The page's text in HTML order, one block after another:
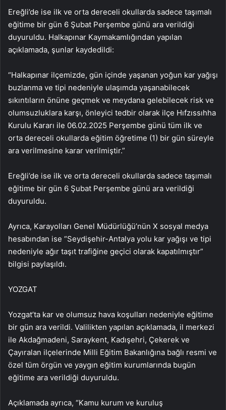
Ereğli’de ise ilk ve orta dereceli okullarda sadece taşımalı
eğitime bir gün 6 Şubat Perşembe günü ara verildiği
duyuruldu. Halkapınar Kaymakamlığından yapılan
açıklamada, şunlar kaydedildi:
“Halkapınar ilçemizde, gün içinde yaşanan yoğun kar yağışı
buzlanma ve tipi nedeniyle ulaşımda yaşanabilecek
sıkıntıların önüne geçmek ve meydana gelebilecek risk ve
olumsuzluklara karşı, önleyici tedbir olarak ilçe Hıfzıssıhha
Kurulu Kararı ile 06.02.2025 Perşembe günü tüm ilk ve
orta dereceli okullarda eğitim öğretime (1) bir gün süreyle
ara verilmesine karar verilmiştir.”
Ereğli’de ise ilk ve orta dereceli okullarda sadece taşımalı
eğitime bir gün 6 Şubat Perşembe günü ara verildiği
duyuruldu.
Ayrıca, Karayolları Genel Müdürlüğü’nün X sosyal medya
hesabından ise “Seydişehir-Antalya yolu kar yağışı ve tipi
nedeniyle ağır taşıt trafiğine geçici olarak kapatılmıştır”
bilgisi paylaşıldı.
YOZGAT
Yozgat’ta kar ve olumsuz hava koşulları nedeniyle eğitime
bir gün ara verildi. Valilikten yapılan açıklamada, il merkezi
ile Akdağmadeni, Saraykent, Kadışehri, Çekerek ve
Çayıralan ilçelerinde Milli Eğitim Bakanlığına bağlı resmi ve
özel tüm örgün ve yaygın eğitim kurumlarında bugün
eğitime ara verildiği duyuruldu.
Açıklamada ayrıca, “Kamu kurum ve kuruluş